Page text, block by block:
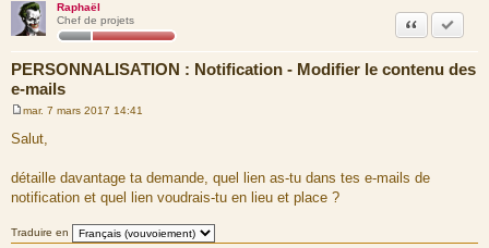
Raphaël
Chef de projets
PERSONNALISATION : Notification - Modifier le contenu des
e-mails
Citation
e
s
a
g
e
mar. 7 mars 2017 14:41
Salut,
détaille davantage ta demande, quel lien as-tu dans tes e-mails de
notification et quel lien voudrais-tu en lieu et place ?
Traduire en